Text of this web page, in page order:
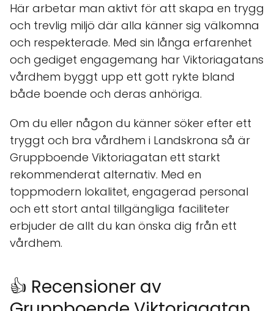
Här arbetar man aktivt för att skapa en trygg
och trevlig miljö där alla känner sig välkomna
och respekterade. Med sin långa erfarenhet
och gediget engagemang har Viktoriagatans
vårdhem byggt upp ett gott rykte bland
både boende och deras anhöriga.
Om du eller någon du känner söker efter ett
tryggt och bra vårdhem i Landskrona så är
Gruppboende Viktoriagatan ett starkt
rekommenderat alternativ. Med en
toppmodern lokalitet, engagerad personal
och ett stort antal tillgängliga faciliteter
erbjuder de allt du kan önska dig från ett
vårdhem.
👍 Recensioner av